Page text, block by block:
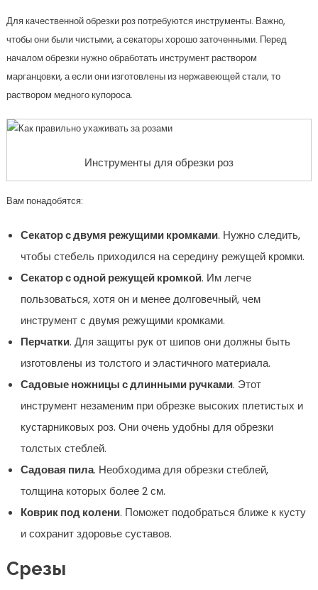
Для качественной обрезки роз потребуются инструменты. Важно,
чтобы они были чистыми, а секаторы хорошо заточенными. Перед
началом обрезки нужно обработать инструмент раствором
марганцовки, а если они изготовлены из нержавеющей стали, то
раствором медного купороса.
Инструменты для обрезки роз
Вам понадобятся:
Секатор с двумя режущими кромками. Нужно следить,
чтобы стебель приходился на середину режущей кромки.
Секатор с одной режущей кромкой. Им легче
пользоваться, хотя он и менее долговечный, чем
инструмент с двумя режущими кромками.
Перчатки. Для защиты рук от шипов они должны быть
изготовлены из толстого и эластичного материала.
Садовые ножницы с длинными ручками. Этот
инструмент незаменим при обрезке высоких плетистых и
кустарниковых роз. Они очень удобны для обрезки
толстых стеблей.
Садовая пила. Необходима для обрезки стеблей,
толщина которых более 2 см.
Коврик под колени. Поможет подобраться ближе к кусту
и сохранит здоровье суставов.
Срезы